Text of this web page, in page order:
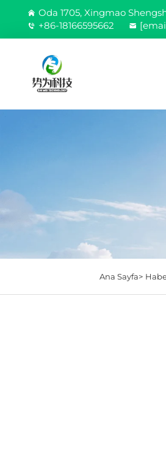
Oda 1705, Xingmao
+86-18166595662
Ana Sayfa>